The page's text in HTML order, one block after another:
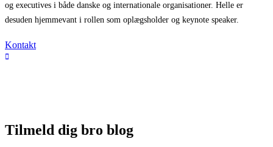
og executives i både danske og internationale organisationer. Helle er
desuden hjemmevant i rollen som oplægsholder og keynote speaker.
Kontakt
Tilmeld dig bro blog